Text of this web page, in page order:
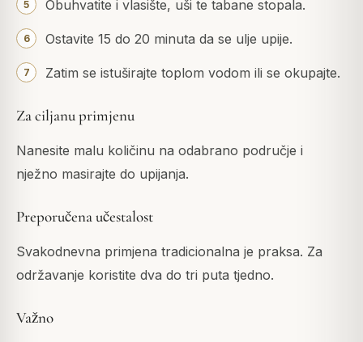
Obuhvatite i vlasište, uši te tabane stopala.
Ostavite 15 do 20 minuta da se ulje upije.
Zatim se istuširajte toplom vodom ili se okupajte.
Za ciljanu primjenu
Nanesite malu količinu na odabrano područje i
nježno masirajte do upijanja.
Preporučena učestalost
Svakodnevna primjena tradicionalna je praksa. Za
održavanje koristite dva do tri puta tjedno.
Važno